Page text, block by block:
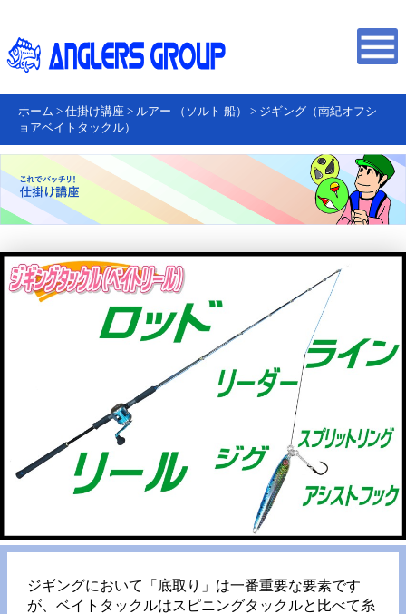
ホーム > 仕掛け講座 > ルアー （ソルト 船） > ジギング（南紀オフシ
ョアベイトタックル）
ジギングにおいて「底取り」は一番重要な要素です
が、ベイトタックルはスピニングタックルと比べて糸